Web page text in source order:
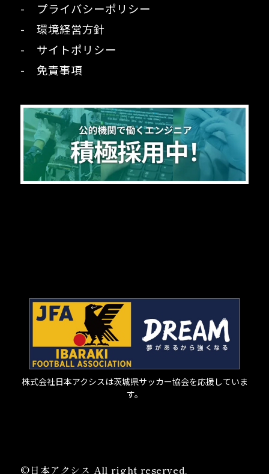
- プライバシーポリシー
- 環境経営方針
- サイトポリシー
- 免責事項
株式会社日本アクシスは茨城県サッカー協会を応援していま
す。
©日本アクシス All right reserved.